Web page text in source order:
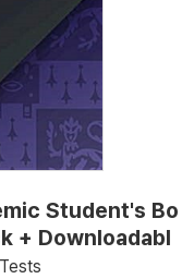
Student's Bo
+ Downloadabl